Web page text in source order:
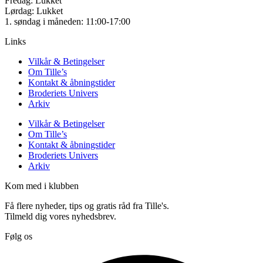
Lørdag: Lukket
1. søndag i måneden: 11:00-17:00
Links
Vilkår & Betingelser
Om Tille’s
Kontakt & åbningstider
Broderiets Univers
Arkiv
Vilkår & Betingelser
Om Tille’s
Kontakt & åbningstider
Broderiets Univers
Arkiv
Kom med i klubben
Få flere nyheder, tips og gratis råd fra Tille's.
Tilmeld dig vores nyhedsbrev.
Følg os